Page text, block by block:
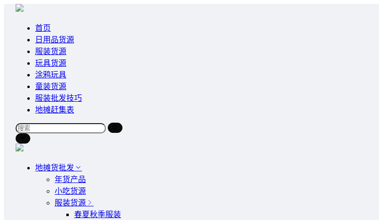
首页
日用品货源
服装货源
玩具货源
涂鸦玩具
童装货源
服装批发技巧
地摊赶集表
地摊货批发
年货产品
小吃货源
服装货源
春夏秋季服装